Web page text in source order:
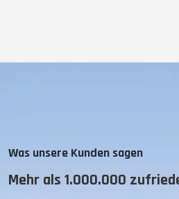
Was unsere Kunden sagen
Mehr als 1.000.000